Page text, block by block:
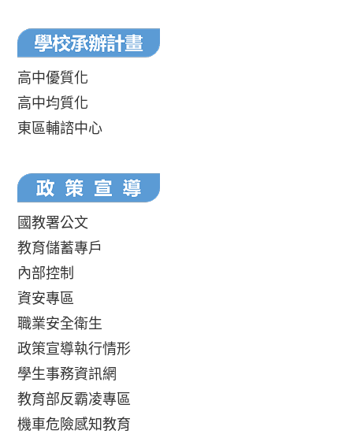
高中優質化
高中均質化
東區輔諮中心
國教署公文
教育儲蓄專戶
內部控制
資安專區
職業安全衛生
政策宣導執行情形
學生事務資訊網
教育部反霸凌專區
機車危險感知教育